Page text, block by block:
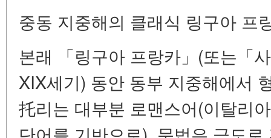
중동 지중해의 클래식 링구아 프
본래 「링구아 프랑카」(또는「
XIX세기) 동안 동부 지중해에서
托리는 대부분 로맨스어(이탈리